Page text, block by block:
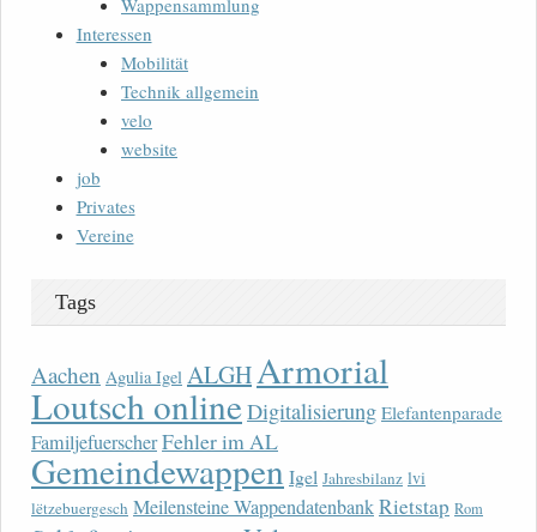
Wappensammlung
Interessen
Mobilität
Technik allgemein
velo
website
job
Privates
Vereine
Tags
Aachen Agulia Igel ALGHArmorial
Loutsch onlineDigitalisierung Elefantenparade
FamiljefuerscherFehler im AL
Gemeindewappen Igel Jahresbilanz lvi
lëtzebuergesch Meilensteine WappendatenbankRietstap Rom